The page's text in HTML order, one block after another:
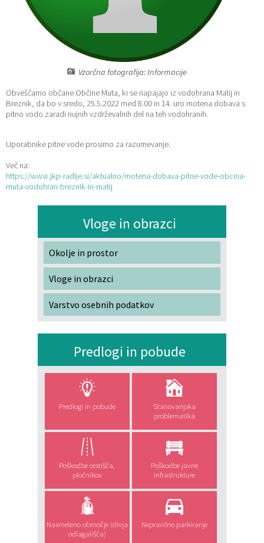
Vzorčna fotografija: Informacije
Obveščamo občane Občine Muta, ki se napajajo iz vodohrana Matij in
Breznik, da bo v sredo, 25.5.2022 med 8.00 in 14. uro motena dobava s
pitno vodo zaradi nujnih vzdrževalnih del na teh vodohranih.
Uporabnike pitne vode prosimo za razumevanje.
Več na:
https://www.jkp-radlje.si/aktualno/motena-dobava-pitne-vode-obcina-
muta-vodohran-breznik-in-matij
Vloge in obrazci
Okolje in prostor
Vloge in obrazci
Varstvo osebnih podatkov
Predlogi in pobude
Predlogi in pobude
Stanovanjska
problematika
Poškodbe cestišča,
pločnikov
Poškodbe javne
infrastrukture
Nasmeteno območje (divja
odlagališča)
Nepravilno parkiranje
Katalog informacij javnega značaja
Lokalne volitve